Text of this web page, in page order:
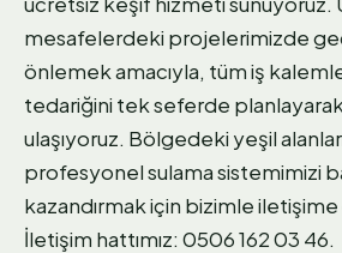
mesafelerdeki projelerimizde
önlemek amacıyla, tüm iş
tedariğini tek seferde
ulaşıyoruz. Bölgedeki yeşil
profesyonel sulama sistemimizi
kazandırmak için bizimle
İletişim hattımız: 0506 162 03 46.